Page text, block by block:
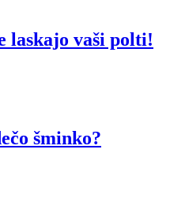
laskajo vaši polti!
šminko?